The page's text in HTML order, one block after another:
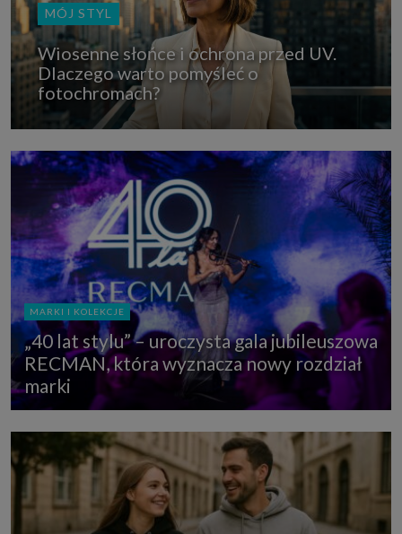
MÓJ STYL
Wiosenne słońce i ochrona przed UV.
Dlaczego warto pomyśleć o
fotochromach?
MARKI I KOLEKCJE
„40 lat stylu” – uroczysta gala jubileuszowa
RECMAN, która wyznacza nowy rozdział
marki